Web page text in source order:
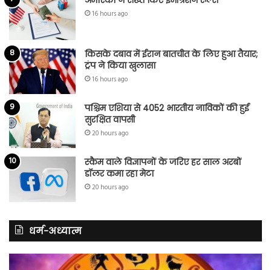
16 hours ago
किसके दबाव में ईरान बातचीत के लिए हुआ तैयार;
ट्रंप ने किया खुलासा
16 hours ago
पश्चिम एशिया से 4052 भारतीय नाविकों की हुई
सुरक्षित वापसी
20 hours ago
स्कैम वाले विज्ञापनों के जरिए हर साल अरबों
डॉलर कमा रहा मेटा
20 hours ago
धर्म-अध्यात्म